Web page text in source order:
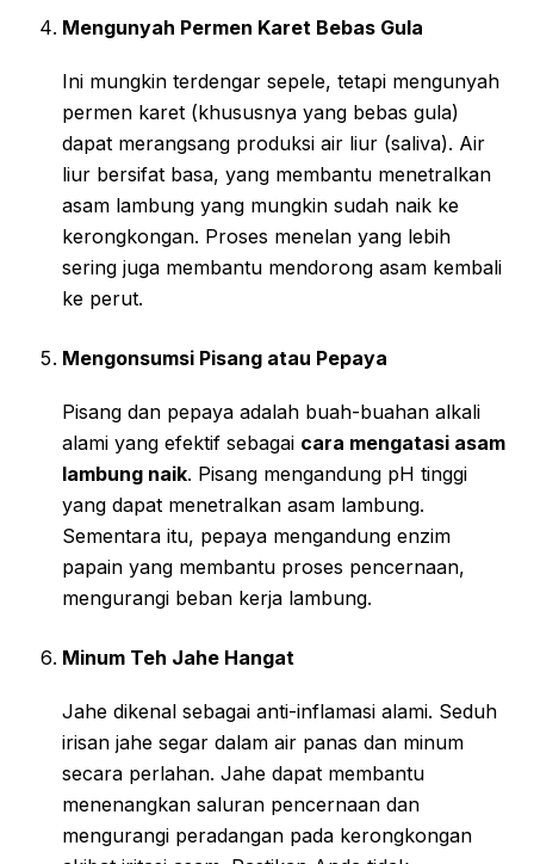
Mengunyah Permen Karet Bebas Gula
Ini mungkin terdengar sepele, tetapi mengunyah
permen karet (khususnya yang bebas gula)
dapat merangsang produksi air liur (saliva). Air
liur bersifat basa, yang membantu menetralkan
asam lambung yang mungkin sudah naik ke
kerongkongan. Proses menelan yang lebih
sering juga membantu mendorong asam kembali
ke perut.
Mengonsumsi Pisang atau Pepaya
Pisang dan pepaya adalah buah-buahan alkali
alami yang efektif sebagai cara mengatasi asam
lambung naik. Pisang mengandung pH tinggi
yang dapat menetralkan asam lambung.
Sementara itu, pepaya mengandung enzim
papain yang membantu proses pencernaan,
mengurangi beban kerja lambung.
Minum Teh Jahe Hangat
Jahe dikenal sebagai anti-inflamasi alami. Seduh
irisan jahe segar dalam air panas dan minum
secara perlahan. Jahe dapat membantu
menenangkan saluran pencernaan dan
mengurangi peradangan pada kerongkongan